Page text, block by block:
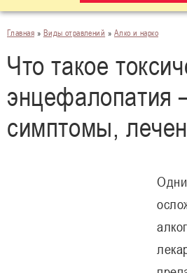
Главная » Виды отравлений » Алко и нарко
Что такое
энцефалопатия
симптомы,